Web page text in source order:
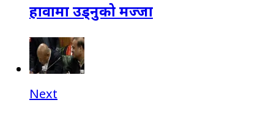
हावामा उड्नुको मज्जा
Next